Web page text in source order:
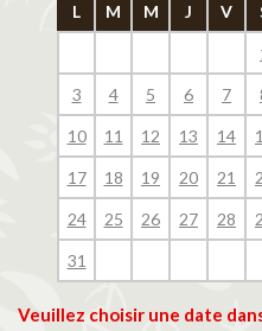
L M M J V
3 4 5 6 7
10 11 12 13 14
17 18 19 20 21
24 25 26 27 28
31
Veuillez choisir une date